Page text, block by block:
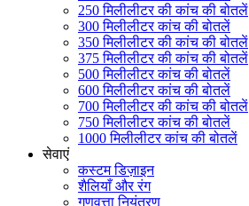
250 मिलीलीटर की कांच की बोतलें
300 मिलीलीटर कांच की बोतलें
350 मिलीलीटर की कांच की बोतलें
375 मिलीलीटर की कांच की बोतलें
500 मिलीलीटर कांच की बोतलें
600 मिलीलीटर कांच की बोतलें
700 मिलीलीटर की कांच की बोतलें
750 मिलीलीटर कांच की बोतलें
1000 मिलीलीटर कांच की बोतलें
सेवाएं
कस्टम डिज़ाइन
शैलियाँ और रंग
गुणवत्ता नियंत्रण